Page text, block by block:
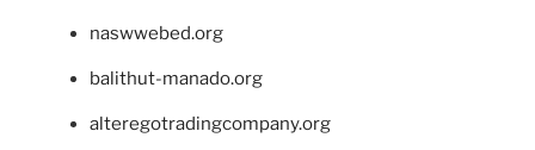
naswwebed.org
balithut-manado.org
alteregotradingcompany.org